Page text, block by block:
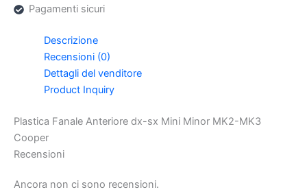
Pagamenti sicuri
Descrizione
Recensioni (0)
Dettagli del venditore
Product Inquiry
Plastica Fanale Anteriore dx-sx Mini Minor MK2-MK3
Cooper
Recensioni
Ancora non ci sono recensioni.